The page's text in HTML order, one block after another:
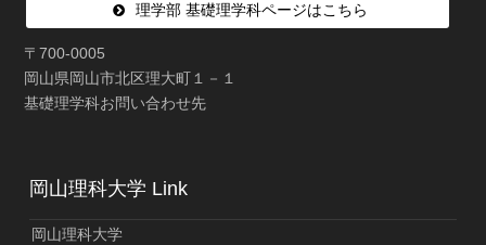
理学部 基礎理学科ページはこちら
〒700-0005
岡山県岡山市北区理大町１－１
基礎理学科お問い合わせ先
岡山理科大学 Link
岡山理科大学